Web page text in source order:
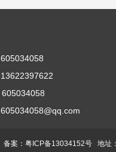
备案：粤ICP备13034152号地址